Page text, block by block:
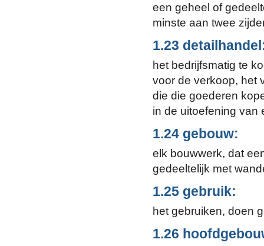
een geheel of
minste aan twee
1.23
het bedrijfsmatig te
voor de verkoop, het
die die goederen
in de uitoefening van
1.24 gebouw:
elk bouwwerk, dat
gedeeltelijk met
1.25 gebruik:
het gebruiken, doen
1.26